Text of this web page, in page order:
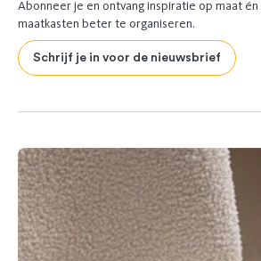
Abonneer je en ontvang inspiratie op maat
maatkasten beter te organiseren.
Schrijf je in voor de nieuwsbrief